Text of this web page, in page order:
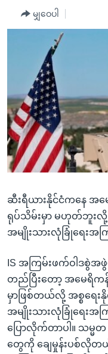
အ
ညွန်း
စာမျက်နှာ
သို့
ကျော်
ရန်
ရှာဖွေ
ရန်
သို့
ကျော်
ရန်
အစ္စရေး-ပါလက်စတိုင်း
အင်္ဂလိပ်စာလေ့လာမယ်
အမေရိကန်သုံးအီဒီယံ
မကြေးမုံရဲ့ အင်္ဂလိပ်စာ
ရုပ်ရှင်ထဲက အင်္ဂလိပ်စာ
သုတပဒေသာ အင်္ဂလိပ်စာ
အပတ်စဉ်ကဏ္ဍများ
ရေဒီယို
တီဗွီ
ရေဒီယိုနှင့်ရုပ်သံ အချက်
ရေဒီယို/တီဗွီအစီအစဉ်
Learning English
ဗွီအိုအေ လူမှုကွန်ယက်များ
ဘာသာစကားများ
မျှဝေပါ
ဆီးရီယားနိုင်ငံကနေ အ
ရုပ်သိမ်းမှာ မဟုတ်ဘူးလို့
အမျိုးသားလုံခြုံရေးအ
IS အကြမ်းဖက်ဝါဒစွဲအ
တည်ပြီးတော့ အမေရိ
မှာဖြစ်တယ်လို့ အစ္စရေ
အမျိုးသားလုံခြုံရေးအကြံ
ပြောလိုက်တာပါ။ သမ္မတ
တွေကို ချေမှုန်းပစ်လို